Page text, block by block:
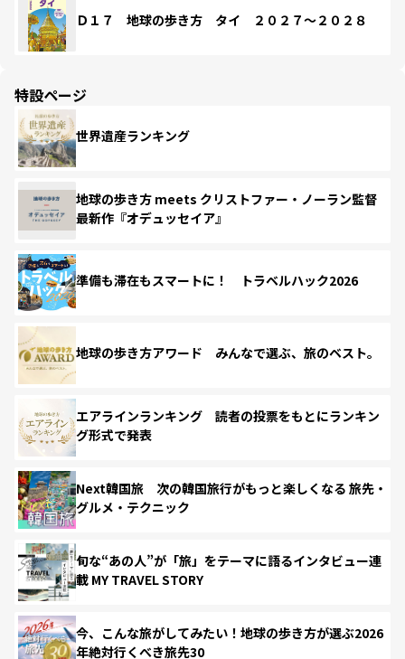
Ｄ１７ 地球の歩き方 タイ ２０２７～２０２８
特設ページ
世界遺産ランキング
地球の歩き方 meets クリストファー・ノーラン監督
最新作『オデュッセイア』
準備も滞在もスマートに！ トラベルハック2026
地球の歩き方アワード みんなで選ぶ、旅のベスト。
エアラインランキング 読者の投票をもとにランキン
グ形式で発表
Next韓国旅 次の韓国旅行がもっと楽しくなる 旅先・
グルメ・テクニック
旬な“あの人”が「旅」をテーマに語るインタビュー連
載 MY TRAVEL STORY
今、こんな旅がしてみたい！地球の歩き方が選ぶ2026
年絶対行くべき旅先30